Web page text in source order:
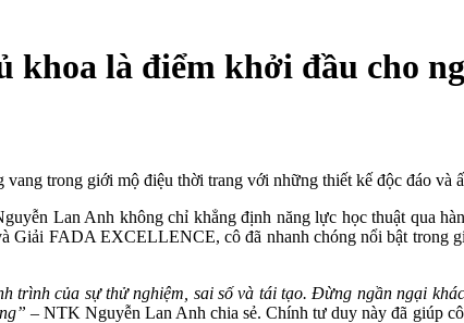
là điểm khởi đầu cho
trong giới mộ điệu thời trang với những thiết kế độc đáo và
Lan Anh không chỉ khẳng định năng lực học thuật qua
FADA EXCELLENCE, cô đã nhanh chóng nổi bật trong
của sự thử nghiệm, sai số và tái tạo. Đừng ngần ngại
– NTK Nguyễn Lan Anh chia sẻ. Chính tư duy này đã giúp